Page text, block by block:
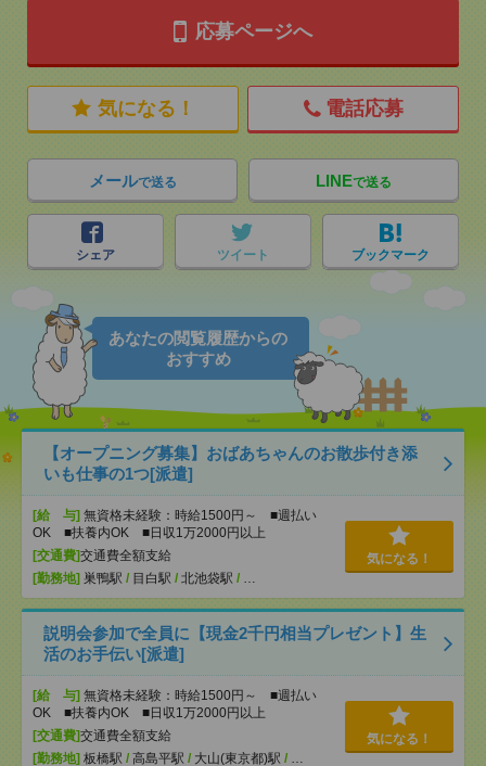
応募ページへ
気になる！ 電話応募
メールで送る LINEで送る
シェア ツイート ブックマーク
あなたの閲覧履歴からの
おすすめ
【オープニング募集】おばあちゃんのお散歩付き添
いも仕事の1つ[派遣]
[給 与] 無資格未経験：時給1500円～ ■週払い
OK ■扶養内OK ■日収1万2000円以上
[交通費]交通費全額支給
[勤務地] 巣鴨駅 / 目白駅 / 北池袋駅 / …
気になる！
説明会参加で全員に【現金2千円相当プレゼント】生
活のお手伝い[派遣]
[給 与] 無資格未経験：時給1500円～ ■週払い
OK ■扶養内OK ■日収1万2000円以上
[交通費]交通費全額支給
[勤務地] 板橋駅 / 高島平駅 / 大山(東京都)駅 / …
気になる！